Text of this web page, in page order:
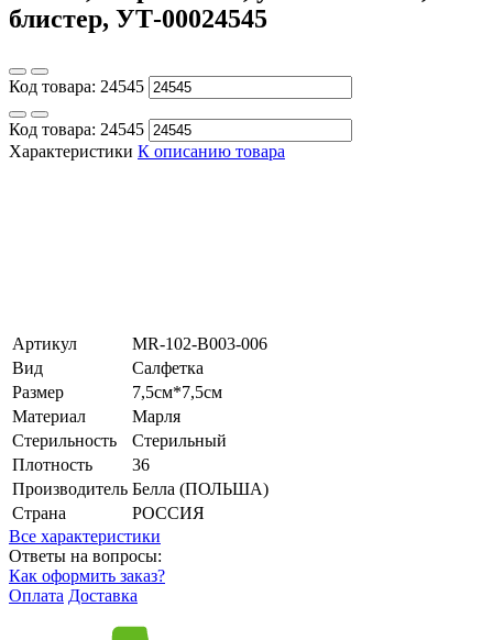
блистер, УТ-00024545
Код товара: 24545
Код товара: 24545
Характеристики К описанию товара
Артикул
MR-102-B003-006
Вид
Салфетка
Размер
7,5см*7,5см
Материал
Марля
Стерильность
Стерильный
Плотность
36
Производитель Белла (ПОЛЬША)
Страна
РОССИЯ
Все характеристики
Ответы на вопросы:
Как оформить заказ?
Оплата Доставка